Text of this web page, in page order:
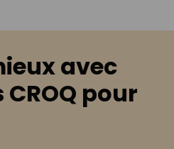
avec
pour